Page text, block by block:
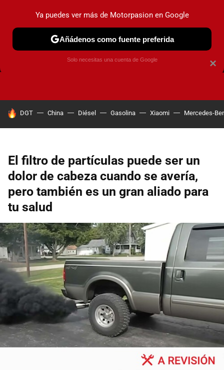
CAMBIO DE ACEITE AIRE ACONDICIONADO
HOY SE HABLA DE
DGT China Diésel Gasolina Xiaomi Mercedes-
El filtro de partículas puede ser un
dolor de cabeza cuando se avería,
pero también es un gran aliado para
tu salud
×
Ya puedes ver más de Motorpasion en Google
Añádenos como fuente preferida
Solo necesitas una cuenta de Google